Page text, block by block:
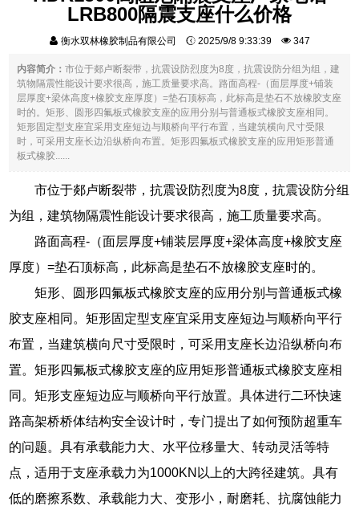
LRB800隔震支座什么价格
衡水双林橡胶制品有限公司 2025/9/8 9:33:39 347
内容简介：市位于郯卢断裂带，抗震设防烈度为8度，抗震设防分组为组，建
筑物隔震性能设计要求很高，施工质量要求高。路面高程-（面层厚度+铺装
层厚度+梁体高度+橡胶支座厚度）=垫石顶标高，此标高是垫石不放橡胶支座
时的。矩形、圆形四氟板式橡胶支座的应用分别与普通板式橡胶支座相同。
矩形固定型支座宜采用支座短边与顺桥向平行布置，当建筑横向尺寸受限
时，可采用支座长边沿纵桥向布置。矩形四氟板式橡胶支座的应用矩形普通
板式橡胶......
市位于郯卢断裂带，抗震设防烈度为8度，抗震设防分组
为组，建筑物隔震性能设计要求很高，施工质量要求高。
路面高程-（面层厚度+铺装层厚度+梁体高度+橡胶支座
厚度）=垫石顶标高，此标高是垫石不放橡胶支座时的。
矩形、圆形四氟板式橡胶支座的应用分别与普通板式橡
胶支座相同。矩形固定型支座宜采用支座短边与顺桥向平行
布置，当建筑横向尺寸受限时，可采用支座长边沿纵桥向布
置。矩形四氟板式橡胶支座的应用矩形普通板式橡胶支座相
同。矩形支座短边应与顺桥向平行放置。具体进行二环快速
路高架桥桥体结构安全设计时，专门提出了如何预防超重车
的问题。具有承载能力大、水平位移量大、转动灵活等特
点，适用于支座承载力为1000KN以上的大跨径建筑。具有
低的磨擦系数、承载能力大、变形小，耐磨耗、抗腐蚀能力